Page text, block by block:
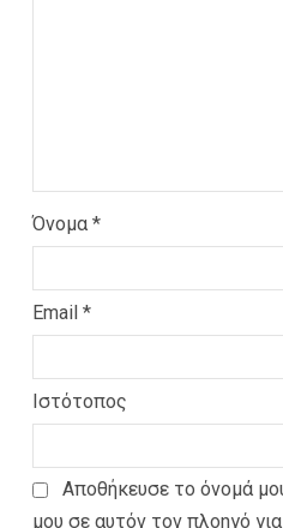
Όνομα *
Email *
Ιστότοπος
Αποθήκευσε το όνομά
μου σε αυτόν τον πλοηγό